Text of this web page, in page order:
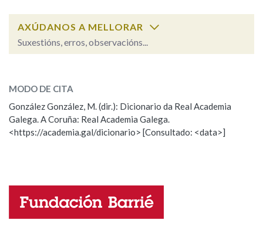
OUTRAS OPCIÓNS DE BUSCA
Marcas gramaticais
Pertence a
AXÚDANOS A MELLORAR
Suxestións, erros, observacións...
ESCOLLE UNHA OPCIÓN:
Observación Hai un erro na palabra
Propoño mellorar a definición
Nome
MODO DE CITA
González González, M. (dir.): Dicionario da Real Academia
Galega. A Coruña: Real Academia Galega.
<https://academia.gal/dicionario> [Consultado: <data>]